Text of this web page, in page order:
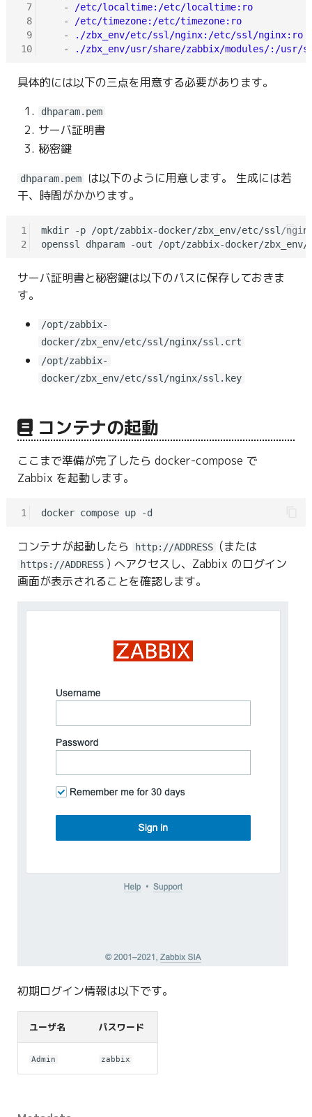
7
8
9
10
   -
/etc/localtime:/etc/localtime:ro
   -
/etc/timezone:/etc/timezone:ro
   -
./zbx_env/etc/ssl/nginx:/etc/ssl/nginx:ro
   -
./zbx_env/usr/share/zabbix/modules/:/usr/
具体的には以下の三点を用意する必要があります。
dhparam.pem
サーバ証明書
秘密鍵
dhparam.pem
は以下のように用意します。 生成には若
干、時間がかかります。
1
2
mkdir -p /opt/zabbix-docker/zbx_env/etc/ssl/
openssl dhparam -out /opt/zabbix-docker/
サーバ証明書と秘密鍵は以下のパスに保存しておきま
す。
/opt/zabbix-
docker/zbx_env/etc/ssl/nginx/ssl.crt
/opt/zabbix-
docker/zbx_env/etc/ssl/nginx/ssl.key
コンテナの起動
ここまで準備が完了したら docker-compose で
Zabbix を起動します。
1
コンテナが起動したら http://ADDRESS (または
https://ADDRESS ) へアクセスし、Zabbix のログイン
画面が表示されることを確認します。
初期ログイン情報は以下です。
ユーザ名 パスワード
Admin zabbix